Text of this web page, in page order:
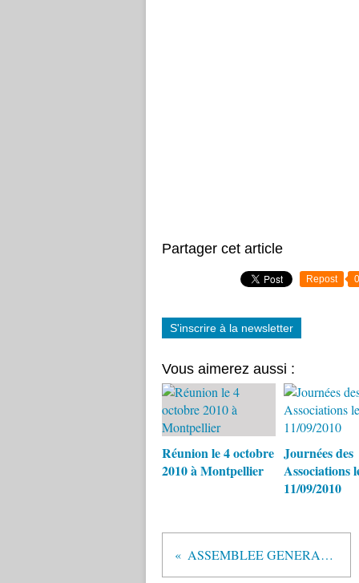
Partager cet article
Repost 0
S'inscrire à la newsletter
Vous aimerez aussi :
Réunion le 4 octobre
2010 à Montpellier
Journées des
Associations
11/09/2010
ASSEMBLEE GENERALE 27 JUIN 2008